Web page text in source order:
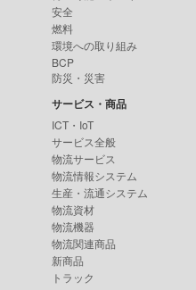
安全
燃料
環境への取り組み
BCP
防災・災害
サービス・商品
ICT・IoT
サービス全般
物流サービス
物流情報システム
生産・流通システム
物流資材
物流機器
物流関連商品
新商品
トラック